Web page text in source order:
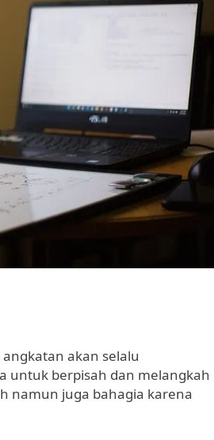
akan selalu
untuk berpisah dan melangkah
namun juga bahagia karena